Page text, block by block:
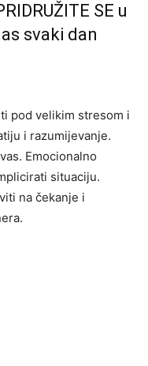
SE u
svaki dan
pod velikim stresom i
i razumijevanje.
Emocionalno
situaciju.
na čekanje i